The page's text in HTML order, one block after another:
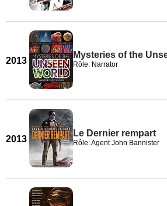
2013
Mysteries of the
Rôle: Narrator
2013
Le Dernier rempart
Rôle: Agent John Bannister